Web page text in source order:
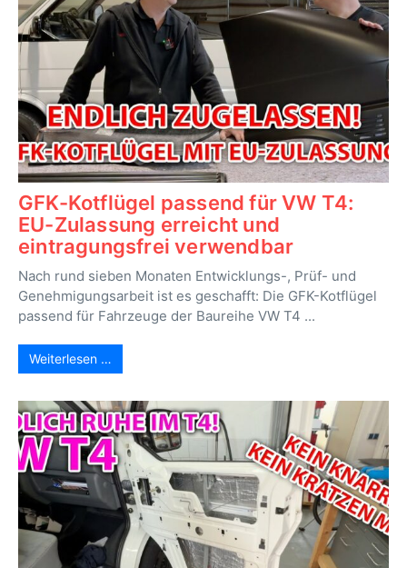
GFK-Kotflügel passend für VW T4:
EU-Zulassung erreicht und
eintragungsfrei verwendbar
Nach rund sieben Monaten Entwicklungs-, Prüf- und
Genehmigungsarbeit ist es geschafft: Die GFK-Kotflügel
passend für Fahrzeuge der Baureihe VW T4 ...
Weiterlesen …